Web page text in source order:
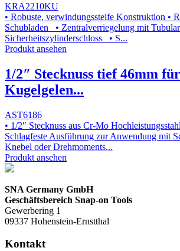
KRA2210KU
• Robuste, verwindungssteife Konstruktion •
Schubladen • Zentralverriegelung mit
Sicherheitszylinderschloss • S...
Produkt ansehen
1/2″ Stecknuss tief 46mm für
Kugelgelen...
AST6186
• 1/2″ Stecknuss aus Cr-Mo
Schlagfeste Ausführung zur Anwendung mit
Knebel oder Drehmoments...
Produkt ansehen
SNA Germany GmbH
Geschäftsbereich Snap-on Tools
Gewerbering 1
09337 Hohenstein-Ernstthal
Kontakt